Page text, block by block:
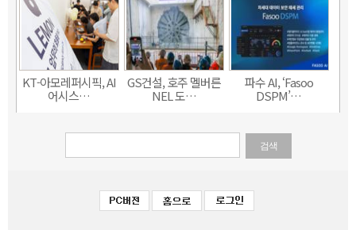
KT-아모레퍼시픽, AI
어시스…
GS건설, 호주 멜버른
NEL 도…
파수 AI, ‘Fasoo
DSPM’…
검색